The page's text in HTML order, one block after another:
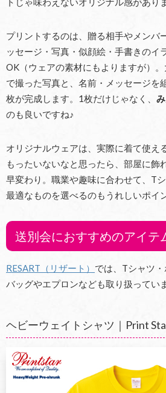
プリントするのは、贈る相手やメンバ
ッセージ・写真・似顔絵・手書きのイ
OK（ウェアの素材にもよりますが）
で撮った写真と、名前・メッセージを
枚が完成します。1枚だけじゃなく、
のも良いですね♪
オリジナルウェアは、実際に着て使え
もったいないなと思ったら、部屋に飾
早変わり。職業や趣味に合わせて、T
最適なものを選べるのもうれしいポイ
送別会におすすめのアイテ
RESART（リザート） では、Tシャツ
バッグやエプロンなども取り扱ってい
ヘビーウェイトシャツ｜Print